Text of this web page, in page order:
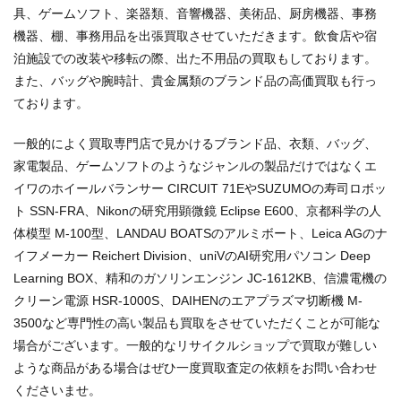
具、ゲームソフト、楽器類、音響機器、美術品、厨房機器、事務
機器、棚、事務用品を出張買取させていただきます。飲食店や宿
泊施設での改装や移転の際、出た不用品の買取もしております。
また、バッグや腕時計、貴金属類のブランド品の高価買取も行っ
ております。
一般的によく買取専門店で見かけるブランド品、衣類、バッグ、
家電製品、ゲームソフトのようなジャンルの製品だけではなくエ
イワのホイールバランサー CIRCUIT 71EやSUZUMOの寿司ロボッ
ト SSN-FRA、Nikonの研究用顕微鏡 Eclipse E600、京都科学の人
体模型 M-100型、LANDAU BOATSのアルミボート、Leica AGのナ
イフメーカー Reichert Division、uniVのAI研究用パソコン Deep
Learning BOX、精和のガソリンエンジン JC-1612KB、信濃電機の
クリーン電源 HSR-1000S、DAIHENのエアプラズマ切断機 M-
3500など専門性の高い製品も買取をさせていただくことが可能な
場合がございます。一般的なリサイクルショップで買取が難しい
ような商品がある場合はぜひ一度買取査定の依頼をお問い合わせ
くださいませ。